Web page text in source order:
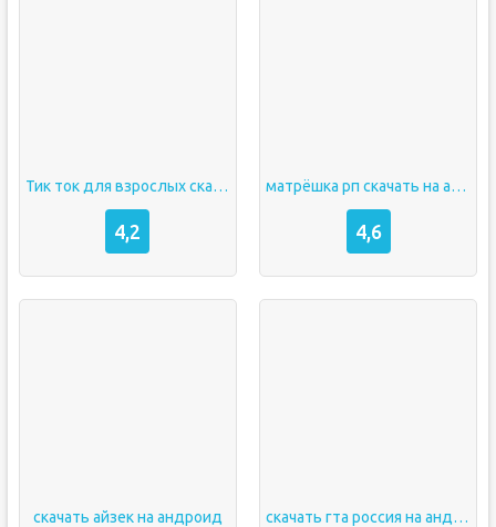
Тик ток для взрослых скачать на андроид
4,2
матрёшка рп скачать на андроид
4,6
скачать айзек на андроид скачать гта россия на андроид